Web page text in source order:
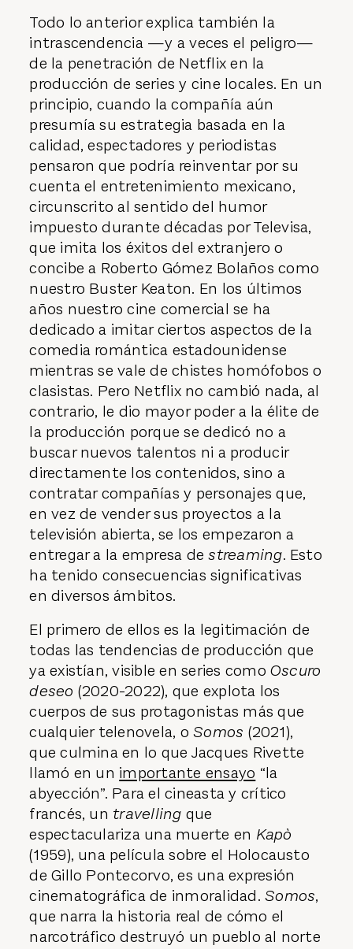
Todo lo anterior explica también la
intrascendencia —y a veces el peligro—
de la penetración de Netflix en la
producción de series y cine locales. En un
principio, cuando la compañía aún
presumía su estrategia basada en la
calidad, espectadores y periodistas
pensaron que podría reinventar por su
cuenta el entretenimiento mexicano,
circunscrito al sentido del humor
impuesto durante décadas por Televisa,
que imita los éxitos del extranjero o
concibe a Roberto Gómez Bolaños como
nuestro Buster Keaton. En los últimos
años nuestro cine comercial se ha
dedicado a imitar ciertos aspectos de la
comedia romántica estadounidense
mientras se vale de chistes homófobos o
clasistas. Pero Netflix no cambió nada, al
contrario, le dio mayor poder a la élite de
la producción porque se dedicó no a
buscar nuevos talentos ni a producir
directamente los contenidos, sino a
contratar compañías y personajes que,
en vez de vender sus proyectos a la
televisión abierta, se los empezaron a
entregar a la empresa destreaming. Esto
ha tenido consecuencias significativas
en diversos ámbitos.
El primero de ellos es la legitimación de
todas las tendencias de producción que
ya existían, visible en series como Oscuro
deseo (2020-2022), que explota los
cuerpos de sus protagonistas más que
cualquier telenovela, oSomos (2021),
que culmina en lo que Jacques Rivette
llamó en un importante ensayo “la
abyección”. Para el cineasta y crítico
francés, un travelling que
espectaculariza una muerte en Kapò
(1959), una película sobre el Holocausto
de Gillo Pontecorvo, es una expresión
cinematográfica de inmoralidad.Somos,
que narra la historia real de cómo el
narcotráfico destruyó un pueblo al norte